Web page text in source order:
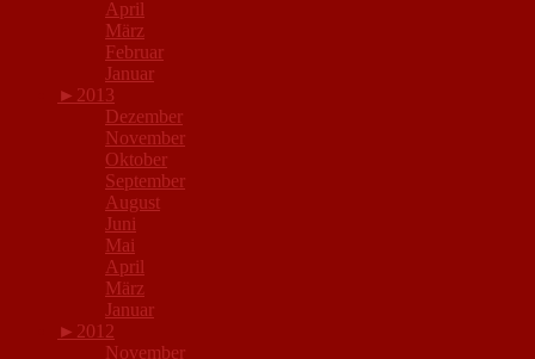
April
März
Februar
Januar
► 2013
Dezember
November
Oktober
September
August
Juni
Mai
April
März
Januar
► 2012
November